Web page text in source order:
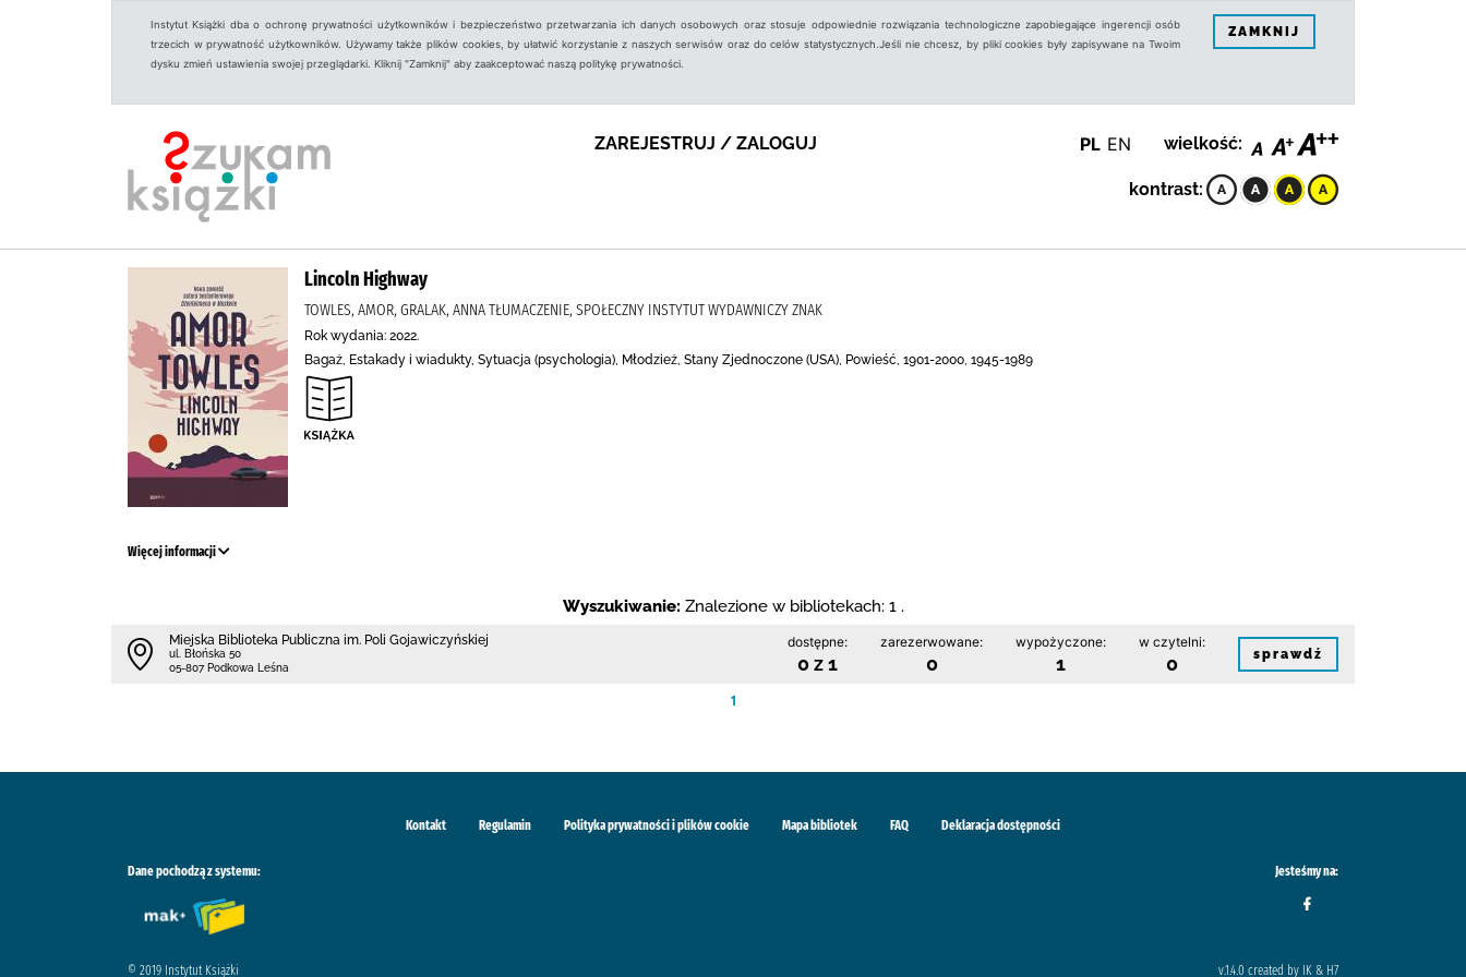
Instytut Książki dba o ochronę prywatności użytkowników i bezpieczeństwo przetwarzania ich danych osobowych oraz stosuje odpowiednie rozwiązania technologiczne zapobiegające ingerencji osób
trzecich w prywatność użytkowników. Używamy także plików cookies, by ułatwić korzystanie z naszych serwisów oraz do celów statystycznych.Jeśli nie chcesz, by pliki cookies były zapisywane na Twoim
dysku zmień ustawienia swojej przeglądarki. Kliknij "Zamknij" aby zaakceptować naszą politykę prywatności.
ZAMKNIJ
ZAREJESTRUJ / ZALOGUJ PL EN wielkość:
kontrast:
Lincoln Highway
TOWLES, AMOR, GRALAK, ANNA TŁUMACZENIE, SPOŁECZNY INSTYTUT WYDAWNICZY ZNAK
Rok wydania: 2022.
Bagaż, Estakady i wiadukty, Sytuacja (psychologia), Młodzież, Stany Zjednoczone (USA), Powieść, 1901-2000, 1945-1989
Więcej informacji
Wyszukiwanie: Znalezione w bibliotekach: 1 .
Miejska Biblioteka Publiczna im. Poli Gojawiczyńskiej
ul. Błońska 50
05-807 Podkowa Leśna
dostępne:
0 z 1
zarezerwowane:
0
wypożyczone:
1
w czytelni:
0 sprawdź
1
Kontakt Regulamin Polityka prywatności i plików cookie Mapa bibliotek FAQ Deklaracja dostępności
Dane pochodzą z systemu: Jesteśmy na:
© 2019 Instytut Książki v.1.4.0 created by IK & H7